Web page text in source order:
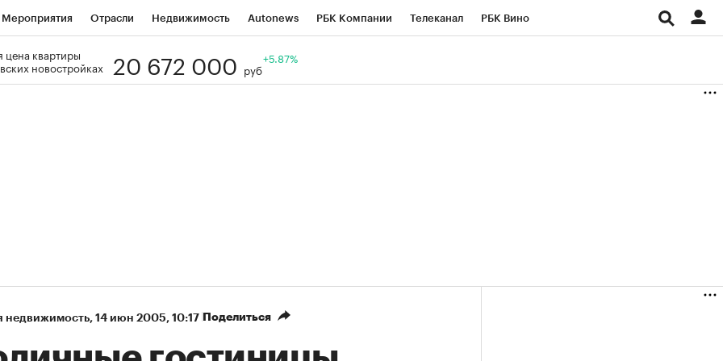
Мероприятия Отрасли Недвижимость Autonews РБК Компании Телеканал РБК Вино
Визионеры
цена квартиры
новостройках
20 672 000 руб
+5.87%
недвижимость⁠, 14 июн 2005, 10:17 Поделиться